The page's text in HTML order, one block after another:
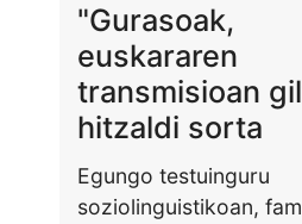
"Gurasoak,
euskararen
transmisioan
hitzaldi sorta
Egungo testuinguru
soziolinguistikoan,